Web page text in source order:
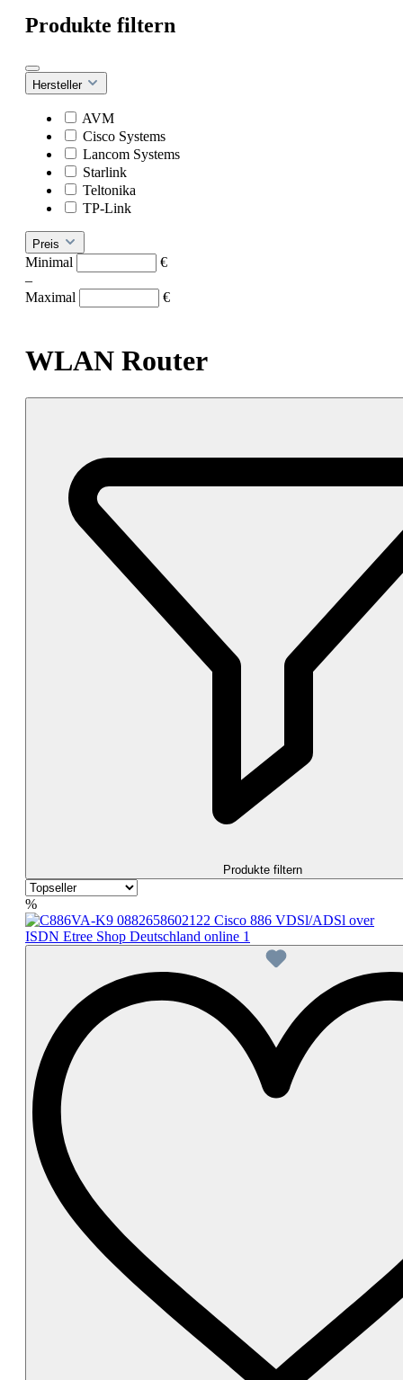
Produkte filtern
Hersteller
AVM
Cisco Systems
Lancom Systems
Starlink
Teltonika
TP-Link
Preis
Minimal
€
–
Maximal
€
WLAN Router
Produkte filtern
%